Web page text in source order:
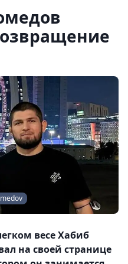
весе Хабиб
на своей странице